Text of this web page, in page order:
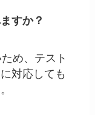
すか？
め、テスト
対応しても